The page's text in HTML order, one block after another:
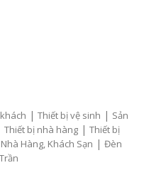
| Thiết bị vệ sinh | Sản
Thiết bị nhà hàng | Thiết bị
Hàng, Khách Sạn | Đèn